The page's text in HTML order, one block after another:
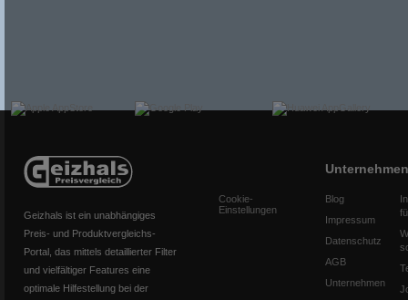
Geizhals ist ein unabhängiges
Preis- und Produktvergleichs-
Portal, das mittels detaillierter Filter
und vielfältiger Features eine
optimale Hilfestellung bei der
Cookie-
Einstellungen
Unternehmen
Blog
Impressum
Datenschutz
AGB
Unternehmen